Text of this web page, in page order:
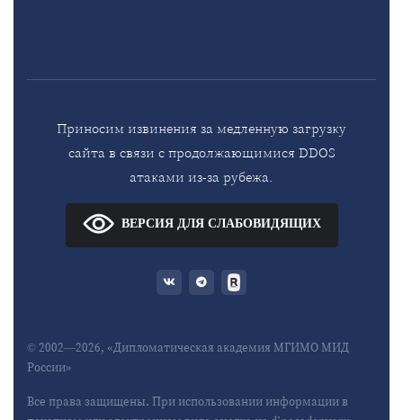
Приносим извинения за медленную загрузку
сайта в связи с продолжающимися DDOS
атаками из-за рубежа.
ВЕРСИЯ ДЛЯ СЛАБОВИДЯЩИХ
© 2002—2026, «Дипломатическая академия МГИМО МИД
России»
Все права защищены. При использовании информации в